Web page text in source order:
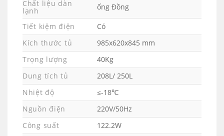
Tủ đông Sanaky VH-2599A1 Tích hợp 3 chức
năngLàm Mát – Đông mềm – Đông
cứng
Tủ đông Sanaky VH-2599A1 Với thiết kế 1 ngăn
tủ đông nhưng lại có đến 3 chức năng với các
mức điều chỉnh nhiệt độ khác nhau để có thể
phù hợp với nhu cầu sử dụng của người dùng.
Chức năng làm mát:Nhiệt độ 0°C ~ 10°C
giúp ta bảo quản các loại nước uống, sữa và
Chất liệu dàn
lạnh ống Đồng
Tiết kiệm điện
Có
Kích thước tủ
985x620x845 mm
Trọng lượng
40Kg
Dung tích tủ
208L/ 250L
Nhiệt độ
≤-18℃
Nguồn điện
220V/50Hz
Công suất
122.2W